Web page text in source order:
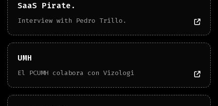
SaaS Pirate.
Interview with Pedro Trillo.
UMH
El PCUMH colabora con Vizologi